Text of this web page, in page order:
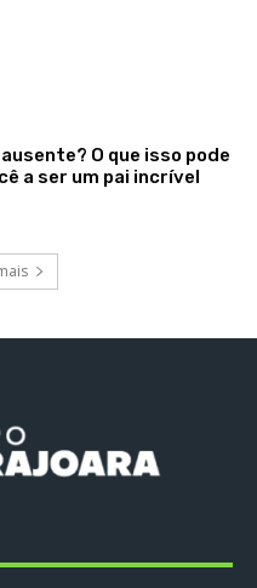
O que isso pode
a ser um pai incrível